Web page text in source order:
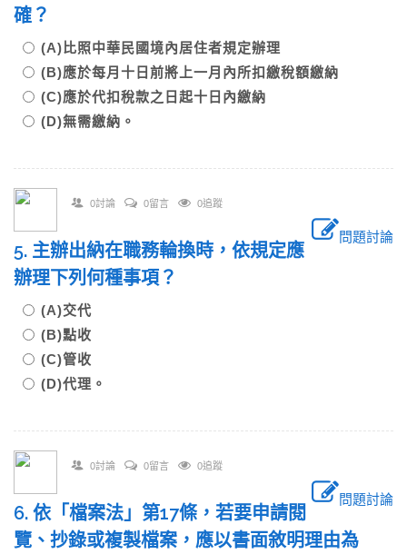
確？
(A)比照中華民國境內居住者規定辦理
(B)應於每月十日前將上一月內所扣繳稅額繳納
(C)應於代扣稅款之日起十日內繳納
(D)無需繳納。
0討論 0留言 0追蹤
問題討論
5. 主辦出納在職務輪換時，依規定應
辦理下列何種事項？
(A)交代
(B)點收
(C)管收
(D)代理。
0討論 0留言 0追蹤
問題討論
6. 依「檔案法」第17條，若要申請閱
覽、抄錄或複製檔案，應以書面敘明理由為